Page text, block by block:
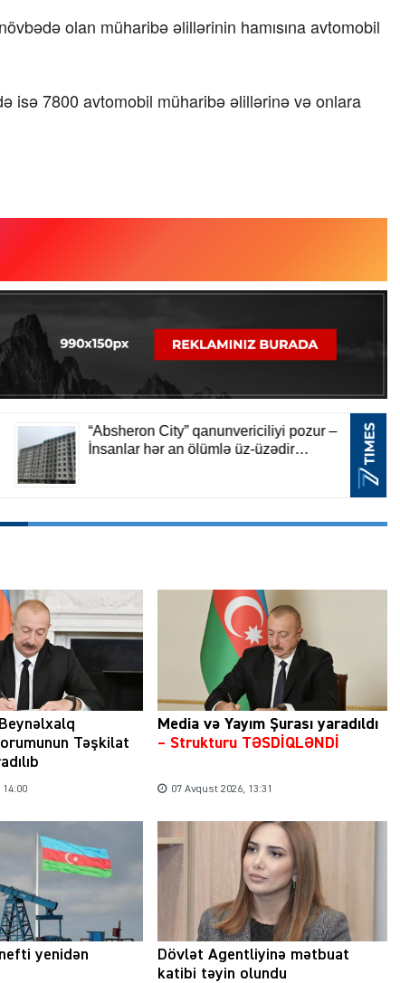
olan müharibə əlillərinin hamısına avtomobil
isə 7800 avtomobil müharibə əlillərinə və onlara
Təşkilat
14:00
Media və Yayım Şurası yaradıldı
– Strukturu TƏSDİQLƏNDİ
07 Avqust 2026, 13:31
yenidən
Dövlət Agentliyinə mətbuat
katibi təyin olundu